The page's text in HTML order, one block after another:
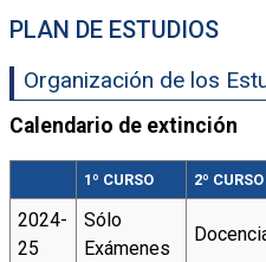
PLAN DE ESTUDIOS
Organización de los
Calendario de extinción
1º CURSO 2º CURSO
2024-
25
Sólo
Exámenes